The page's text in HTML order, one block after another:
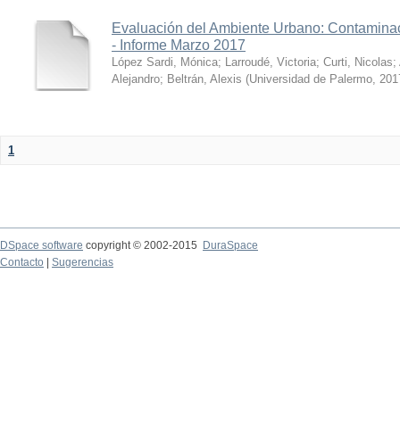
Evaluación del Ambiente Urbano:
- Informe Marzo 2017
López Sardi, Mónica; Larroudé, Victoria; Curti, Nicolas;
Alejandro; Beltrán, Alexis (Universidad de Palermo,
1
DSpace software copyright © 2002-2015
DuraSpace
Contacto
Sugerencias